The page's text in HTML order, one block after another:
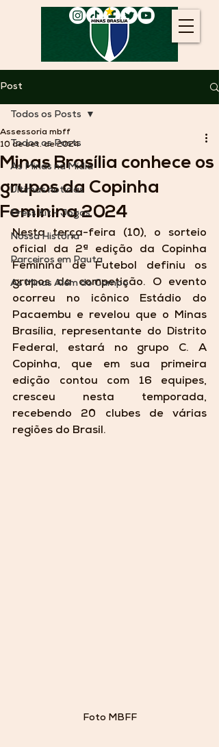
Post
Todos os Posts
As Minas na Mídia
Últimas notícias
Press Kit - Jogos
Nossa História
Parceiros em Pauta
As Minas Além do Campo
Todos os Posts
Minas Brasília conhece os
grupos da Copinha
Feminina 2024
Assessoria mbff
10 de set. de 2024
Nesta terça-feira (10), o sorteio
oficial da 2ª edição da Copinha
Feminina de Futebol definiu os
grupos da competição. O evento
ocorreu no icônico Estádio do
Pacaembu e revelou que o Minas
Brasília, representante do Distrito
Federal, estará no grupo C. A
Copinha, que em sua primeira
edição contou com 16 equipes,
cresceu nesta temporada,
recebendo 20 clubes de várias
regiões do Brasil.
Foto MBFF